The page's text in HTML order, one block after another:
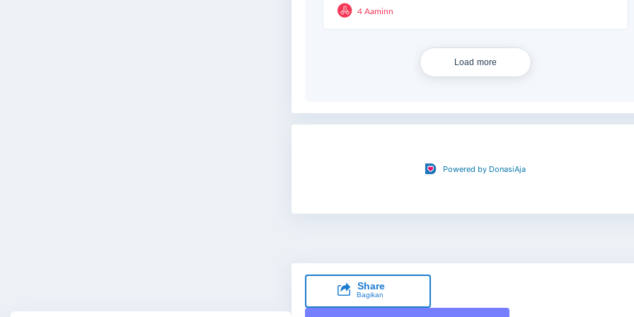
4 Aaminn
Load more
Powered by DonasiAja
Share
Bagikan